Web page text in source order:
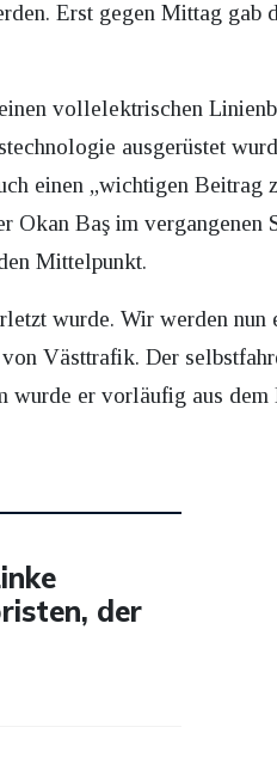
Erst gegen Mittag gab
vollelektrischen
ausgerüstet
einen „wichtigen Beitrag
Baş im vergangenen
Mittelpunkt.
wurde. Wir werden nun
Västtrafik. Der
wurde er vorläufig aus dem
der